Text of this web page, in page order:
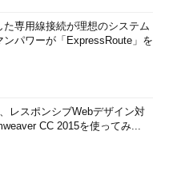
専用線接続が理想のシステム
パワーが「ExpressRoute」を
レスポンシブWebデザイン対
CC 2015を使ってみ...